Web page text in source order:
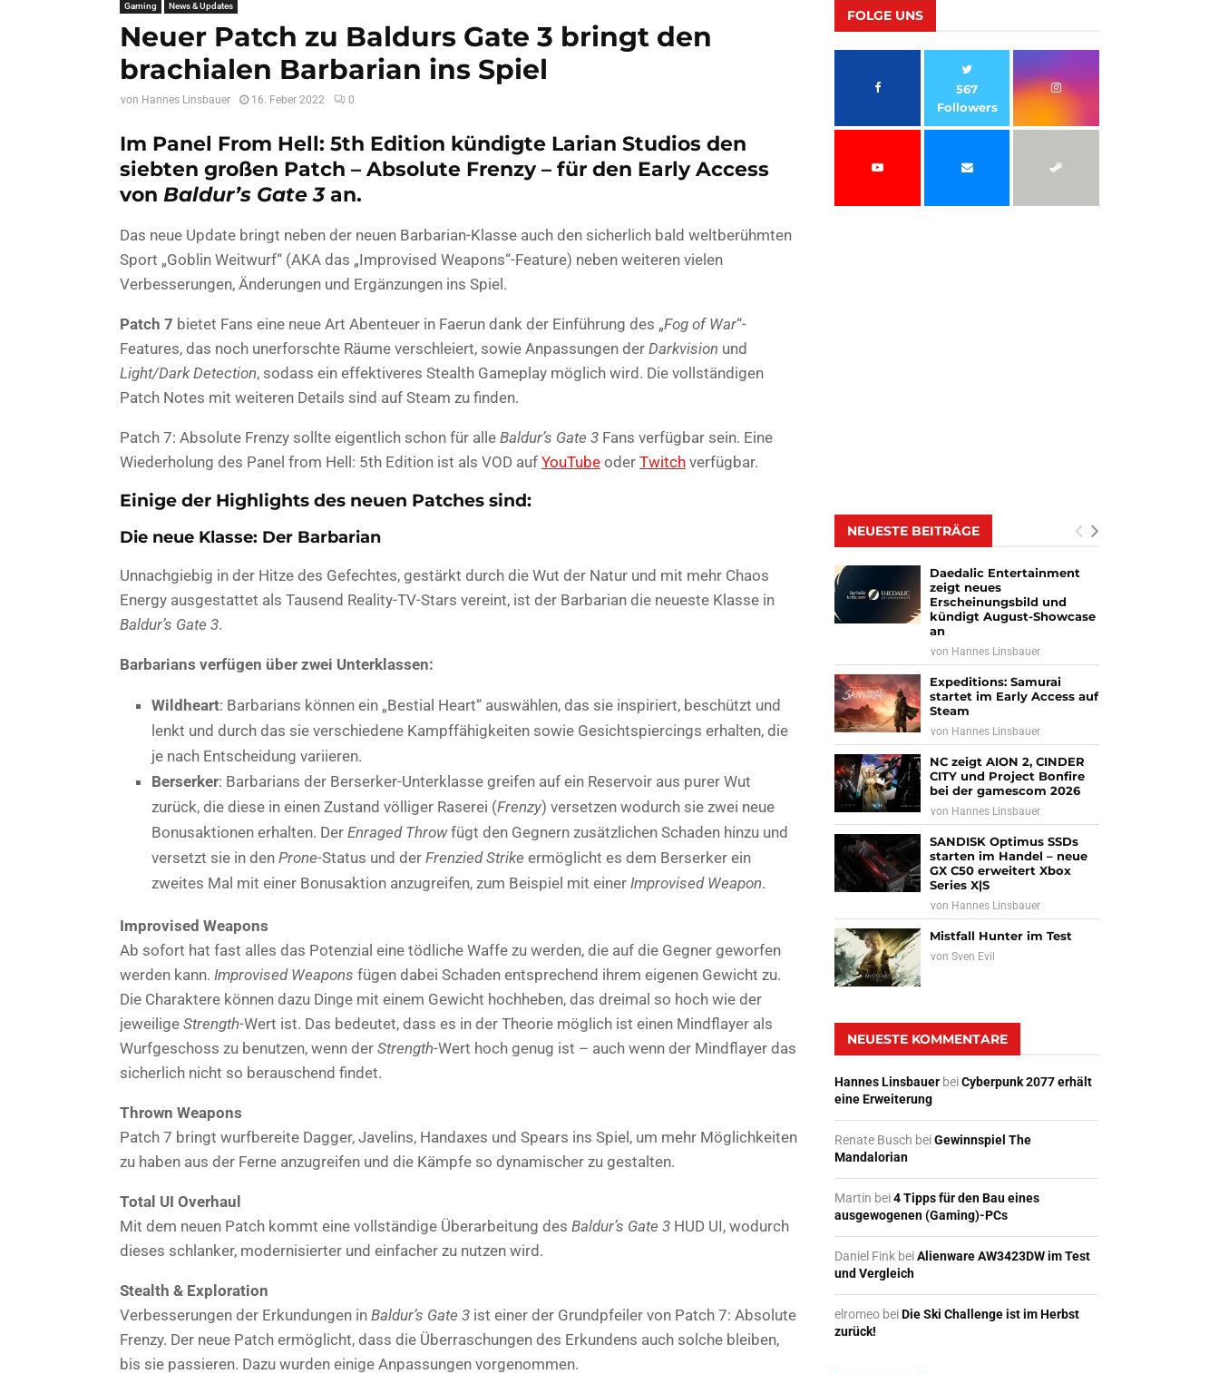
Gaming News & Updates
Neuer Patch zu Baldurs Gate 3 bringt den
brachialen Barbarian ins Spiel
von Hannes Linsbauer 16. Feber 2022 0
Im Panel From Hell: 5th Edition kündigte Larian Studios den
siebten großen Patch – Absolute Frenzy – für den Early Access
von Baldur’s Gate 3an.
Das neue Update bringt neben der neuen Barbarian-Klasse auch den sicherlich bald weltberühmten
Sport „Goblin Weitwurf“ (AKA das „Improvised Weapons“-Feature) neben weiteren vielen
Verbesserungen, Änderungen und Ergänzungen ins Spiel.
Patch 7 bietet Fans eine neue Art Abenteuer in Faerun dank der Einführung des „Fog of War“-
Features, das noch unerforschte Räume verschleiert, sowie Anpassungen der Darkvision und
Light/Dark Detection, sodass ein effektiveres Stealth Gameplay möglich wird. Die vollständigen
Patch Notes mit weiteren Details sind auf Steam zu finden.
Patch 7: Absolute Frenzy sollte eigentlich schon für alle Baldur’s Gate 3 Fans verfügbar sein. Eine
Wiederholung des Panel from Hell: 5th Edition ist als VOD auf YouTube oder Twitch verfügbar.
Einige der Highlights des neuen Patches sind:
Die neue Klasse: Der Barbarian
Unnachgiebig in der Hitze des Gefechtes, gestärkt durch die Wut der Natur und mit mehr Chaos
Energy ausgestattet als Tausend Reality-TV-Stars vereint, ist der Barbarian die neueste Klasse in
Baldur’s Gate 3.
Barbarians verfügen über zwei Unterklassen:
Wildheart: Barbarians können ein „Bestial Heart“ auswählen, das sie inspiriert, beschützt und
lenkt und durch das sie verschiedene Kampffähigkeiten sowie Gesichtspiercings erhalten, die
je nach Entscheidung variieren.
Berserker: Barbarians der Berserker-Unterklasse greifen auf ein Reservoir aus purer Wut
zurück, die diese in einen Zustand völliger Raserei (Frenzy) versetzen wodurch sie zwei neue
Bonusaktionen erhalten. Der Enraged Throwfügt den Gegnern zusätzlichen Schaden hinzu und
versetzt sie in den Prone-Status und der Frenzied Strike ermöglicht es dem Berserker ein
zweites Mal mit einer Bonusaktion anzugreifen, zum Beispiel mit einer Improvised Weapon.
Improvised Weapons
Ab sofort hat fast alles das Potenzial eine tödliche Waffe zu werden, die auf die Gegner geworfen
werden kann. Improvised Weapons fügen dabei Schaden entsprechend ihrem eigenen Gewicht zu.
Die Charaktere können dazu Dinge mit einem Gewicht hochheben, das dreimal so hoch wie der
jeweilige Strength-Wert ist. Das bedeutet, dass es in der Theorie möglich ist einen Mindflayer als
Wurfgeschoss zu benutzen, wenn der Strength-Wert hoch genug ist – auch wenn der Mindflayer das
sicherlich nicht so berauschend findet.
Thrown Weapons
Patch 7 bringt wurfbereite Dagger, Javelins, Handaxes und Spears ins Spiel, um mehr Möglichkeiten
zu haben aus der Ferne anzugreifen und die Kämpfe so dynamischer zu gestalten.
Total UI Overhaul
Mit dem neuen Patch kommt eine vollständige Überarbeitung des Baldur’s Gate 3 HUD UI, wodurch
dieses schlanker, modernisierter und einfacher zu nutzen wird.
Stealth & Exploration
Verbesserungen der Erkundungen in Baldur’s Gate 3 ist einer der Grundpfeiler von Patch 7: Absolute
Frenzy. Der neue Patch ermöglicht, dass die Überraschungen des Erkundens auch solche bleiben,
bis sie passieren. Dazu wurden einige Anpassungen vorgenommen.
FOLGE UNS
567
Followers
NEUESTE BEITRÄGE
Daedalic Entertainment
zeigt neues
Erscheinungsbild und
kündigt August-Showcase
an
von Hannes Linsbauer
Expeditions: Samurai
startet im Early Access auf
Steam
von Hannes Linsbauer
NC zeigt AION 2, CINDER
CITY und Project Bonfire
bei der gamescom 2026
von Hannes Linsbauer
SANDISK Optimus SSDs
starten im Handel – neue
GX C50 erweitert Xbox
Series X|S
von Hannes Linsbauer
Mistfall Hunter im Test
vonSven Evil
NEUESTE KOMMENTARE
Hannes Linsbauer beiCyberpunk 2077 erhält
eine Erweiterung
Renate Busch beiGewinnspiel The
Mandalorian
Martin bei4 Tipps für den Bau eines
ausgewogenen (Gaming)-PCs
Daniel Fink beiAlienware AW3423DW im Test
und Vergleich
elromeo beiDie Ski Challenge ist im Herbst
zurück!